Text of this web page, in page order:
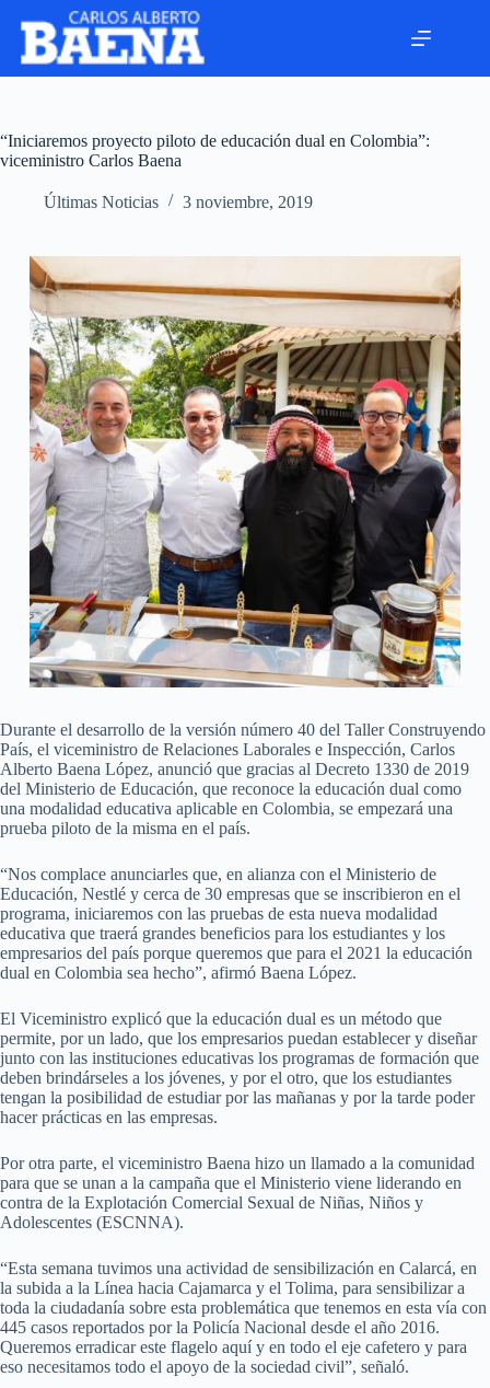
“Iniciaremos proyecto piloto de educación dual en Colombia”:
viceministro Carlos Baena
Últimas Noticias 3 noviembre, 2019
Durante el desarrollo de la versión número 40 del Taller Construyendo
País, el viceministro de Relaciones Laborales e Inspección, Carlos
Alberto Baena López, anunció que gracias al Decreto 1330 de 2019
del Ministerio de Educación, que reconoce la educación dual como
una modalidad educativa aplicable en Colombia, se empezará una
prueba piloto de la misma en el país.
“Nos complace anunciarles que, en alianza con el Ministerio de
Educación, Nestlé y cerca de 30 empresas que se inscribieron en el
programa, iniciaremos con las pruebas de esta nueva modalidad
educativa que traerá grandes beneficios para los estudiantes y los
empresarios del país porque queremos que para el 2021 la educación
dual en Colombia sea hecho”, afirmó Baena López.
El Viceministro explicó que la educación dual es un método que
permite, por un lado, que los empresarios puedan establecer y diseñar
junto con las instituciones educativas los programas de formación que
deben brindárseles a los jóvenes, y por el otro, que los estudiantes
tengan la posibilidad de estudiar por las mañanas y por la tarde poder
hacer prácticas en las empresas.
Por otra parte, el viceministro Baena hizo un llamado a la comunidad
para que se unan a la campaña que el Ministerio viene liderando en
contra de la Explotación Comercial Sexual de Niñas, Niños y
Adolescentes (ESCNNA).
“Esta semana tuvimos una actividad de sensibilización en Calarcá, en
la subida a la Línea hacia Cajamarca y el Tolima, para sensibilizar a
toda la ciudadanía sobre esta problemática que tenemos en esta vía con
445 casos reportados por la Policía Nacional desde el año 2016.
Queremos erradicar este flagelo aquí y en todo el eje cafetero y para
eso necesitamos todo el apoyo de la sociedad civil”, señaló.